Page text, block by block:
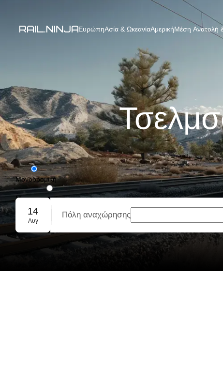
ΕυρώπηΑσία & ΩκεανίαΑμερικήΜέση Ανατολή
Μονοδρομική
Με επιστροφή
Ομαδική κράτηση
14
Αυγ
Πόλη αναχώρησης